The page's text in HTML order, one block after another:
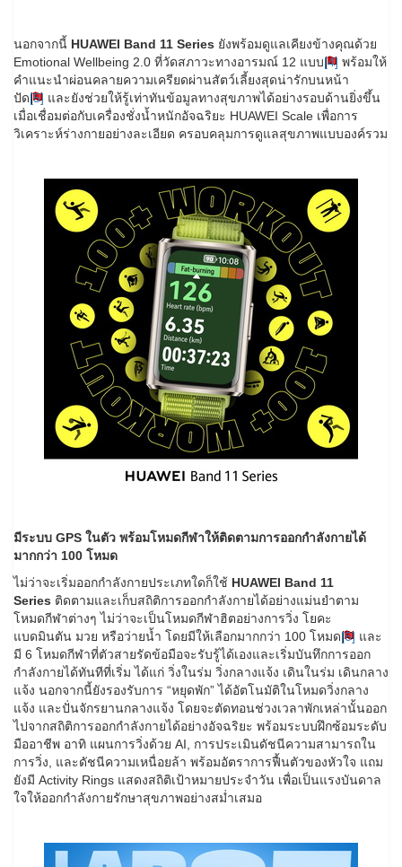
นอกจากนี้ HUAWEI Band 11 Series ยังพร้อมดูแลเคียงข้างคุณด้วย
Emotional Wellbeing 2.0 ที่วัดสภาวะทางอารมณ์ 12 แบบ[4] พร้อมให้
คำแนะนำผ่อนคลายความเครียดผ่านสัตว์เลี้ยงสุดน่ารักบนหน้า
ปัด[5] และยังช่วยให้รู้เท่าทันข้อมูลทางสุขภาพได้อย่างรอบด้านยิ่งขึ้น
เมื่อเชื่อมต่อกับเครื่องชั่งน้ำหนักอัจฉริยะ HUAWEI Scale เพื่อการ
วิเคราะห์ร่างกายอย่างละเอียด ครอบคลุมการดูแลสุขภาพแบบองค์รวม
มีระบบ GPS ในตัว พร้อมโหมดกีฬาให้ติดตามการออกกำลังกายได้
มากกว่า 100 โหมด
ไม่ว่าจะเริ่มออกกำลังกายประเภทใดก็ใช้ HUAWEI Band 11
Series ติดตามและเก็บสถิติการออกกำลังกายได้อย่างแม่นยำตาม
โหมดกีฬาต่างๆ ไม่ว่าจะเป็นโหมดกีฬาฮิตอย่างการวิ่ง โยคะ
แบดมินตัน มวย หรือว่ายน้ำ โดยมีให้เลือกมากกว่า 100 โหมด[6] และ
มี 6 โหมดกีฬาที่ตัวสายรัดข้อมือจะรับรู้ได้เองและเริ่มบันทึกการออก
กำลังกายได้ทันทีที่เริ่ม ได้แก่ วิ่งในร่ม วิ่งกลางแจ้ง เดินในร่ม เดินกลาง
แจ้ง นอกจากนี้ยังรองรับการ “หยุดพัก” ได้อัตโนมัติในโหมดวิ่งกลาง
แจ้ง และปั่นจักรยานกลางแจ้ง โดยจะตัดทอนช่วงเวลาพักเหล่านั้นออก
ไปจากสถิติการออกกำลังกายได้อย่างอัจฉริยะ พร้อมระบบฝึกซ้อมระดับ
มืออาชีพ อาทิ แผนการวิ่งด้วย AI, การประเมินดัชนีความสามารถใน
การวิ่ง, และดัชนีความเหนื่อยล้า พร้อมอัตราการฟื้นตัวของหัวใจ แถม
ยังมี Activity Rings แสดงสถิติเป้าหมายประจำวัน เพื่อเป็นแรงบันดาล
ใจให้ออกกำลังกายรักษาสุขภาพอย่างสม่ำเสมอ